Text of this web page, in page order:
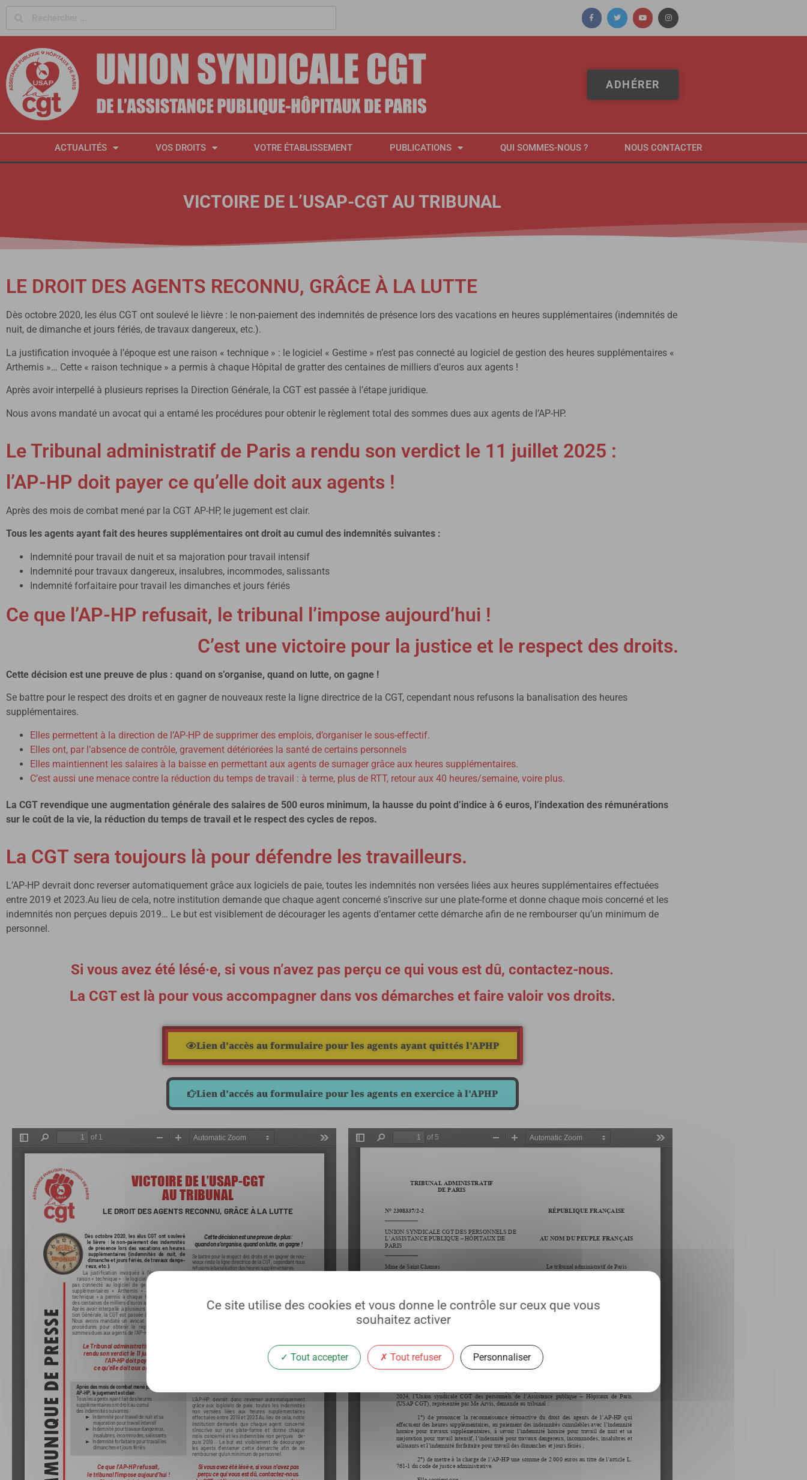
ADHÉRER
ACTUALITÉS VOS DROITS VOTRE ÉTABLISSEMENT PUBLICATIONS QUI SOMMES-NOUS ? NOUS CONTACTER
VICTOIRE DE L’USAP-CGT AU TRIBUNAL
LE DROIT DES AGENTS RECONNU, GRÂCE À LA LUTTE
Dès octobre 2020, les élus CGT ont soulevé le lièvre : le non-paiement des indemnités de présence lors des vacations en heures supplémentaires (indemnités de
nuit, de dimanche et jours fériés, de travaux dangereux, etc.).
La justification invoquée à l’époque est une raison « technique » : le logiciel « Gestime » n’est pas connecté au logiciel de gestion des heures supplémentaires «
Arthemis »… Cette « raison technique » a permis à chaque Hôpital de gratter des centaines de milliers d’euros aux agents !
Après avoir interpellé à plusieurs reprises la Direction Générale, la CGT est passée à l’étape juridique.
Nous avons mandaté un avocat qui a entamé les procédures pour obtenir le règlement total des sommes dues aux agents de l’AP-HP.
Le Tribunal administratif de Paris a rendu son verdict le 11 juillet 2025 :
l’AP-HP doit payer ce qu’elle doit aux agents !
Après des mois de combat mené par la CGT AP-HP, le jugement est clair.
Tous les agents ayant fait des heures supplémentaires ont droit au cumul des indemnités suivantes :
Indemnité pour travail de nuit et sa majoration pour travail intensif
Indemnité pour travaux dangereux, insalubres, incommodes, salissants
Indemnité forfaitaire pour travail les dimanches et jours fériés
Ce que l’AP-HP refusait, le tribunal l’impose aujourd’hui !
C’est une victoire pour la justice et le respect des droits.
Cette décision est une preuve de plus : quand on s’organise, quand on lutte, on gagne !
Se battre pour le respect des droits et en gagner de nouveaux reste la ligne directrice de la CGT, cependant nous refusons la banalisation des heures
supplémentaires.
Elles permettent à la direction de l’AP-HP de supprimer des emplois, d’organiser le sous-effectif.
Elles ont, par l’absence de contrôle, gravement détériorées la santé de certains personnels
Elles maintiennent les salaires à la baisse en permettant aux agents de surnager grâce aux heures supplémentaires.
C’est aussi une menace contre la réduction du temps de travail : à terme, plus de RTT, retour aux 40 heures/semaine, voire plus.
La CGT revendique une augmentation générale des salaires de 500 euros minimum, la hausse du point d’indice à 6 euros, l’indexation des rémunérations
sur le coût de la vie, la réduction du temps de travail et le respect des cycles de repos.
La CGT sera toujours là pour défendre les travailleurs.
L’AP-HP devrait donc reverser automatiquement grâce aux logiciels de paie, toutes les indemnités non versées liées aux heures supplémentaires effectuées
entre 2019 et 2023.Au lieu de cela, notre institution demande que chaque agent concerné s’inscrive sur une plate-forme et donne chaque mois concerné et les
indemnités non perçues depuis 2019… Le but est visiblement de décourager les agents d’entamer cette démarche afin de ne rembourser qu’un minimum de
personnel.
Si vous avez été lésé·e, si vous n’avez pas perçu ce qui vous est dû, contactez-nous.
La CGT est là pour vous accompagner dans vos démarches et faire valoir vos droits.
Lien d'accès au formulaire pour les agents ayant quittés l'APHP
Lien d'accés au formulaire pour les agents en exercice à l'APHP
Panneau de gestion des cookies
Ce site utilise des cookies et vous donne le contrôle sur ceux que vous
souhaitez activer
Tout accepter Tout refuser Personnaliser